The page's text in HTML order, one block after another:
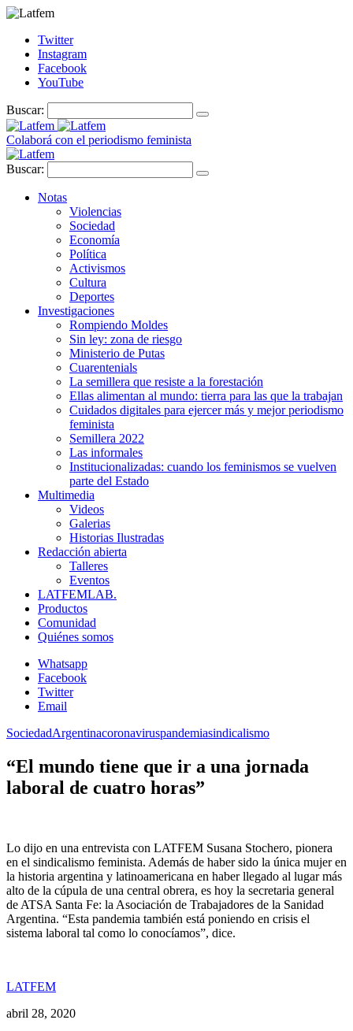
Twitter
Instagram
Facebook
YouTube
Buscar:
Colaborá con el periodismo feminista
Buscar:
Notas
Violencias
Sociedad
Economía
Política
Activismos
Cultura
Deportes
Investigaciones
Rompiendo Moldes
Sin ley: zona de riesgo
Ministerio de Putas
Cuarentenials
La semillera que resiste a la forestación
Ellas alimentan al mundo: tierra para las que la trabajan
Cuidados digitales para ejercer más y mejor periodismo
feminista
Semillera 2022
Las informales
Institucionalizadas: cuando los feminismos se vuelven
parte del Estado
Multimedia
Videos
Galerias
Historias Ilustradas
Redacción abierta
Talleres
Eventos
LATFEMLAB.
Productos
Comunidad
Quiénes somos
Whatsapp
Facebook
Twitter
Email
SociedadArgentinacoronaviruspandemiasindicalismo
“El mundo tiene que ir a una jornada
laboral de cuatro horas”
Lo dijo en una entrevista con LATFEM Susana Stochero, pionera
en el sindicalismo feminista. Además de haber sido la única mujer en
la historia argentina y latinoamericana en haber llegado al lugar más
alto de la cúpula de una central obrera, es hoy la secretaria general
de ATSA Santa Fe: la Asociación de Trabajadores de la Sanidad
Argentina. “Esta pandemia también está poniendo en crisis el
sistema laboral tal como lo conocíamos”, dice.
LATFEM
abril 28, 2020